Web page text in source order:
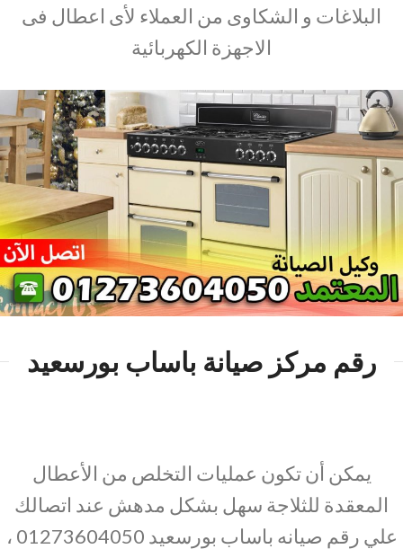
البلاغات و الشكاوى من العملاء لأى اعطال فى
الاجهزة الكهربائية
رقم مركز صيانة باساب بورسعيد
يمكن أن تكون عمليات التخلص من الأعطال
المعقدة للثلاجة سهل بشكل مدهش عند اتصالك
علي رقم صيانه باساب بورسعيد 01273604050 ،